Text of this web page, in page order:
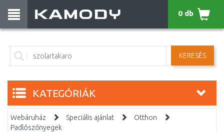
KERESÉS
0 db
KATEGÓRIÁK
Webáruház Speciális ajánlat
Otthon
Padlószőnyegek